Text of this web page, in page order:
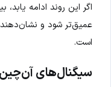
اگر این روند ادامه
عمیق‌تر شود و
است.
سیگنال‌های